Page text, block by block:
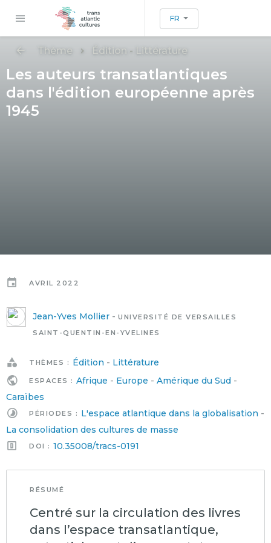
FR
Thème Édition - Littérature
Les auteurs transatlantiques
dans l'édition européenne après
1945
AVRIL 2022
Jean-Yves Mollier - UNIVERSITÉ DE VERSAILLES
SAINT-QUENTIN-EN-YVELINES
THÈMES : Édition - Littérature
ESPACES : Afrique - Europe - Amérique du Sud -
Caraïbes
PÉRIODES : L'espace atlantique dans la globalisation -
La consolidation des cultures de masse
DOI : 10.35008/tracs-0191
RÉSUMÉ
Centré sur la circulation des livres
dans l’espace transatlantique,